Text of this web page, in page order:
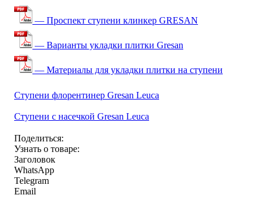
— Проспект ступени клинкер GRESAN
— Варианты укладки плитки Gresan
— Материалы для укладки плитки на ступени
Ступени флорентинер Gresan Leuca
Ступени с насечкой Gresan Leuca
Поделиться:
Узнать о товаре:
Заголовок
WhatsApp
Telegram
Email